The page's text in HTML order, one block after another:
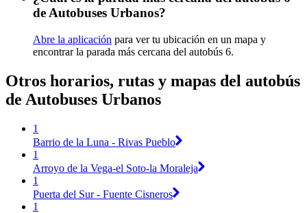
de Autobuses Urbanos?
Abre la aplicación para ver tu ubicación en un mapa y
encontrar la parada más cercana del autobús 6.
Otros horarios, rutas y mapas del autobús
de Autobuses Urbanos
1
Barrio de la Luna - Rivas Pueblo
1
Arroyo de la Vega-el Soto-la Moraleja
1
Puerta del Sur - Fuente Cisneros
1